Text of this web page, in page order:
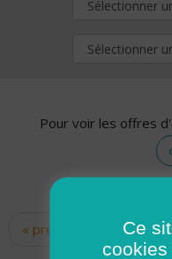
Pour voir les offres
Pages
« premier ‹
Ce